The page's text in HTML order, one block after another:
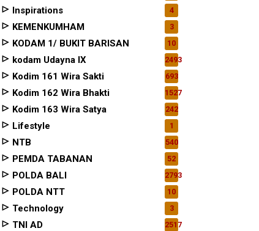
Inspirations 4
KEMENKUMHAM 3
KODAM 1/ BUKIT BARISAN 10
kodam Udayna IX 2493
Kodim 161 Wira Sakti 693
Kodim 162 Wira Bhakti 1527
Kodim 163 Wira Satya 242
Lifestyle 1
NTB 540
PEMDA TABANAN 52
POLDA BALI 2793
POLDA NTT 10
Technology 3
TNI AD 2517